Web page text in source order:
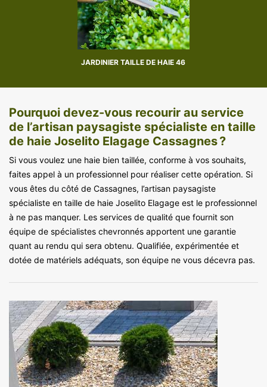
JARDINIER TAILLE DE HAIE 46
Pourquoi devez-vous recourir au service
de l’artisan paysagiste spécialiste en taille
de haie Joselito Elagage Cassagnes ?
Si vous voulez une haie bien taillée, conforme à vos souhaits,
faites appel à un professionnel pour réaliser cette opération. Si
vous êtes du côté de Cassagnes, l’artisan paysagiste
spécialiste en taille de haie Joselito Elagage est le professionnel
à ne pas manquer. Les services de qualité que fournit son
équipe de spécialistes chevronnés apportent une garantie
quant au rendu qui sera obtenu. Qualifiée, expérimentée et
dotée de matériels adéquats, son équipe ne vous décevra pas.